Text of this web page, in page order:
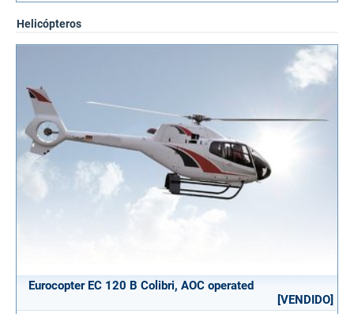
Helicópteros
Eurocopter EC 120 B Colibri, AOC operated
[VENDIDO]